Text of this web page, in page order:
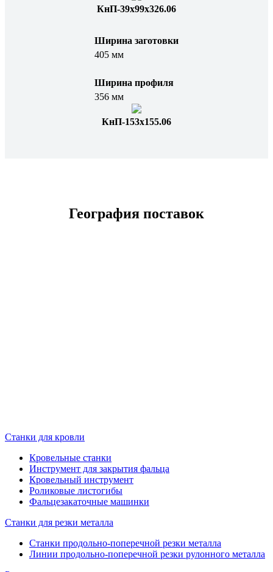
КнП-39х99х326.06
Ширина заготовки
405 мм
Ширина профиля
356 мм
КнП-153х155.06
География поставок
Станки для кровли
Кровельные станки
Инструмент для закрытия фальца
Кровельный инструмент
Роликовые листогибы
Фальцезакаточные машинки
Станки для резки металла
Станки продольно-поперечной резки металла
Линии продольно-поперечной резки рулонного металла